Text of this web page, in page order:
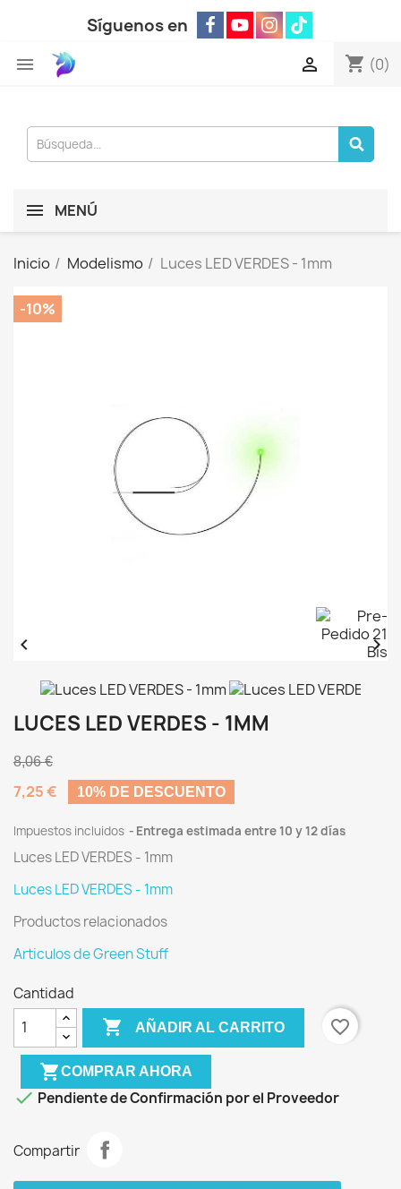
Síguenos en
 shopping_cart (0)

MENÚ
Inicio Modelismo Luces LED VERDES - 1mm
-10%
 
LUCES LED VERDES - 1MM
8,06 €
7,25 € 10% DE DESCUENTO
Impuestos incluidos Entrega estimada entre 10 y 12 días
Luces LED VERDES - 1mm
Luces LED VERDES - 1mm
Productos relacionados
Articulos de Green Stuff
Cantidad
 AÑADIR AL CARRITO favorite_border
shopping_cartCOMPRAR AHORA
 Pendiente de Confirmación por el Proveedor
Compartir